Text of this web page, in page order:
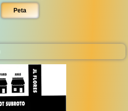
Peta